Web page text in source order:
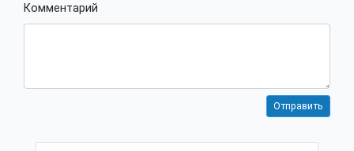
Комментарий